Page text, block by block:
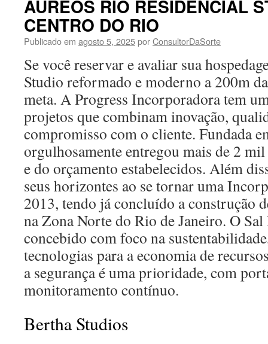
ÁUREOS RIO RESIDENCIAL
CENTRO DO RIO
Publicado em agosto 5, 2025porConsultorDaSorte
Se você reservar e avaliar sua
Studio reformado e moderno a 200m
meta. A Progress Incorporadora tem
projetos que combinam inovação,
compromisso com o cliente. Fundada
orgulhosamente entregou mais de 2
e do orçamento estabelecidos. Além
seus horizontes ao se tornar uma
2013, tendo já concluído a construção
na Zona Norte do Rio de Janeiro. O
concebido com foco na
tecnologias para a economia de
a segurança é uma prioridade, com
monitoramento contínuo.
Bertha Studios